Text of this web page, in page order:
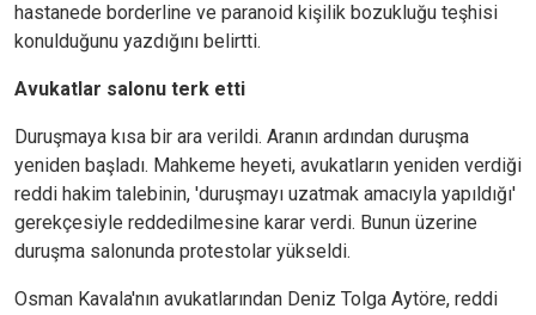
hastanede borderline ve paranoid kişilik bozukluğu teşhisi
konulduğunu yazdığını belirtti.
Avukatlar salonu terk etti
Duruşmaya kısa bir ara verildi. Aranın ardından duruşma
yeniden başladı. Mahkeme heyeti, avukatların yeniden verdiği
reddi hakim talebinin, 'duruşmayı uzatmak amacıyla yapıldığı'
gerekçesiyle reddedilmesine karar verdi. Bunun üzerine
duruşma salonunda protestolar yükseldi.
Osman Kavala'nın avukatlarından Deniz Tolga Aytöre, reddi